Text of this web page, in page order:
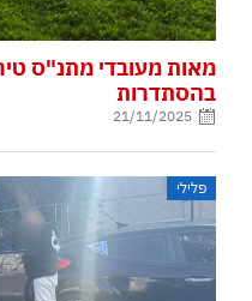
מאות מעובדי מתנ"ס
בהסתדרות
21/11/2025
פלילי